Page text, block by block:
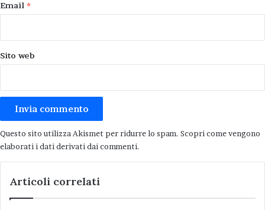
Email *
Sito web
Questo sito utilizza Akismet per ridurre lo spam. Scopri come vengono
elaborati i dati derivati dai commenti.
Articoli correlati